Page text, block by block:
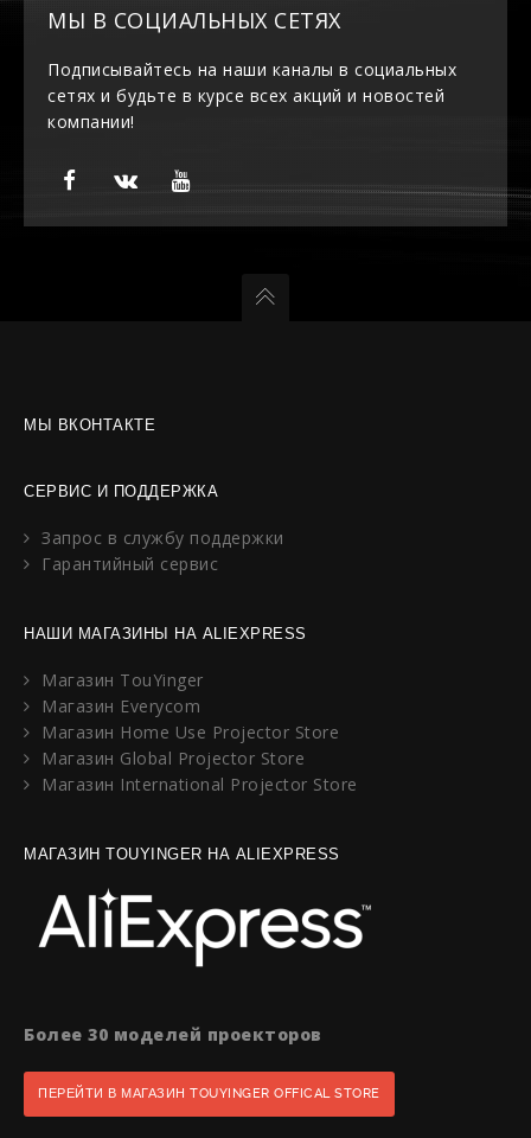
МЫ В СОЦИАЛЬНЫХ СЕТЯХ
Подписывайтесь на наши каналы в социальных
сетях и будьте в курсе всех акций и новостей
компании!
МЫ ВКОНТАКТЕ
СЕРВИС И ПОДДЕРЖКА
Запрос в службу поддержки
Гарантийный сервис
НАШИ МАГАЗИНЫ НА ALIEXPRESS
Магазин TouYinger
Магазин Everycom
Магазин Home Use Projector Store
Магазин Global Projector Store
Магазин International Projector Store
МАГАЗИН TOUYINGER НА ALIEXPRESS
Более 30 моделей проекторов
ПЕРЕЙТИ В МАГАЗИН TOUYINGER OFFICAL STORE